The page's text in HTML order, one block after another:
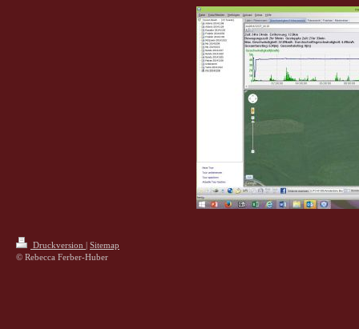
Druckversion | Sitemap
© Rebecca Ferber-Huber